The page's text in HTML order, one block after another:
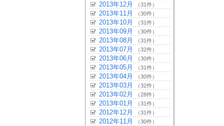
2013年12月 （31件）
2013年11月 （30件）
2013年10月 （31件）
2013年09月 （30件）
2013年08月 （31件）
2013年07月 （32件）
2013年06月 （30件）
2013年05月 （31件）
2013年04月 （30件）
2013年03月 （32件）
2013年02月 （28件）
2013年01月 （31件）
2012年12月 （31件）
2012年11月 （30件）